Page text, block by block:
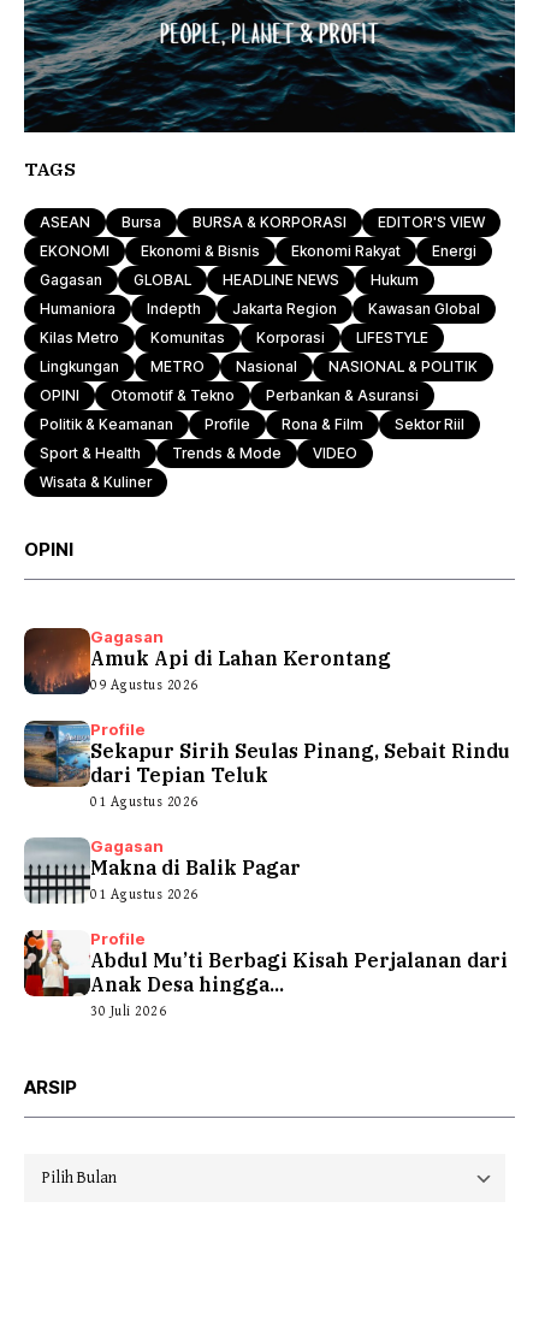
TAGS
ASEAN Bursa BURSA & KORPORASI
EDITOR'S VIEW
EKONOMI
Ekonomi & Bisnis Ekonomi Rakyat
Energi
Gagasan
GLOBAL HEADLINE NEWS
Hukum
Humaniora
Indepth Jakarta Region
Kawasan Global
Kilas Metro
Komunitas Korporasi
LIFESTYLE
Lingkungan
METRO Nasional
NASIONAL & POLITIK
OPINI
Otomotif & Tekno
Perbankan & Asuransi
Politik & Keamanan
Profile Rona & Film
Sektor Riil
Sport & Health
Trends & Mode
VIDEO
Wisata & Kuliner
OPINI
Gagasan
Amuk Api di Lahan Kerontang
09 Agustus 2026
Profile
Sekapur Sirih Seulas Pinang, Sebait Rindu
dari Tepian Teluk
01 Agustus 2026
Gagasan
Makna di Balik Pagar
01 Agustus 2026
Profile
Abdul Mu’ti Berbagi Kisah Perjalanan dari
Anak Desa hingga...
30 Juli 2026
ARSIP
Arsip